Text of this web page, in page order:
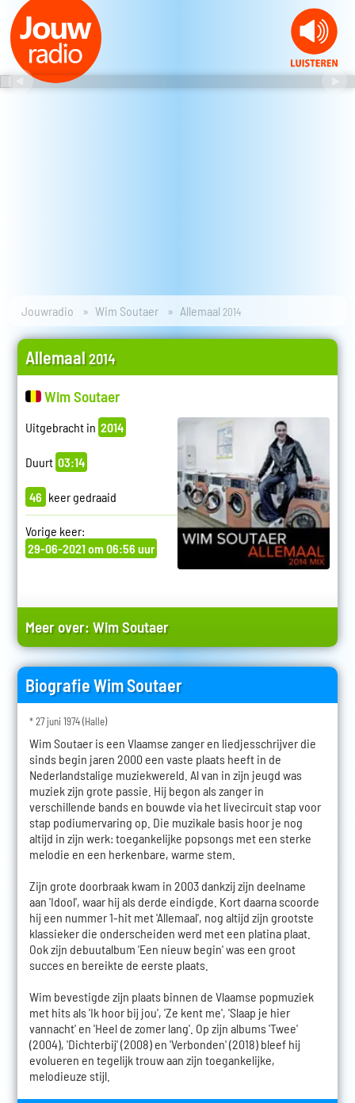
Jouwradio Wim Soutaer Allemaal2014
Allemaal2014
Wim Soutaer
Uitgebracht in 2014
Duurt 03:14
46 keer gedraaid
Vorige keer:
29-06-2021 om 06:56 uur
Meer over:Wim Soutaer
Biografie Wim Soutaer
* 27 juni 1974 (Halle)
Wim Soutaer is een Vlaamse zanger en liedjesschrijver die
sinds begin jaren 2000 een vaste plaats heeft in de
Nederlandstalige muziekwereld. Al van in zijn jeugd was
muziek zijn grote passie. Hij begon als zanger in
verschillende bands en bouwde via het livecircuit stap voor
stap podiumervaring op. Die muzikale basis hoor je nog
altijd in zijn werk: toegankelijke popsongs met een sterke
melodie en een herkenbare, warme stem.
Zijn grote doorbraak kwam in 2003 dankzij zijn deelname
aan 'Idool', waar hij als derde eindigde. Kort daarna scoorde
hij een nummer 1-hit met 'Allemaal', nog altijd zijn grootste
klassieker die onderscheiden werd met een platina plaat.
Ook zijn debuutalbum 'Een nieuw begin' was een groot
succes en bereikte de eerste plaats.
Wim bevestigde zijn plaats binnen de Vlaamse popmuziek
met hits als 'Ik hoor bij jou', 'Ze kent me', 'Slaap je hier
vannacht' en 'Heel de zomer lang'. Op zijn albums 'Twee'
(2004), 'Dichterbij' (2008) en 'Verbonden' (2018) bleef hij
evolueren en tegelijk trouw aan zijn toegankelijke,
melodieuze stijl.